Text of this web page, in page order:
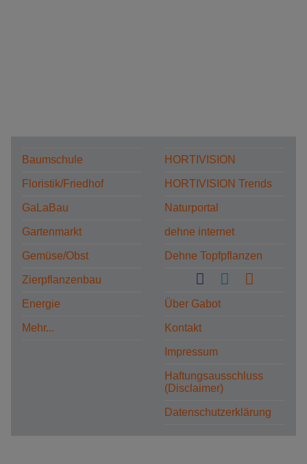
Baumschule
Floristik/Friedhof
GaLaBau
Gartenmarkt
Gemüse/Obst
Zierpflanzenbau
Energie
Mehr...
HORTIVISION
HORTIVISION Trends
Naturportal
dehne internet
Dehne Topfpflanzen
Über Gabot
Kontakt
Impressum
Haftungsausschluss
(Disclaimer)
Datenschutzerklärung